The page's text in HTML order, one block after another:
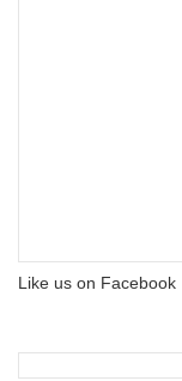
Like us on Facebook